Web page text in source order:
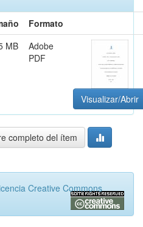
Formato
MB
Adobe
PDF
Visualizar/Abrir
completo del ítem
Creative Commons